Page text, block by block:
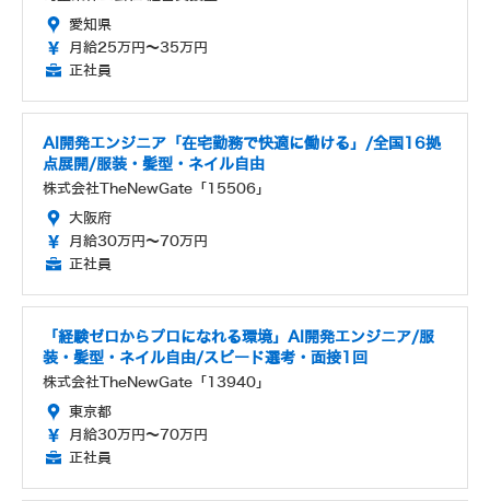
愛知県
月給25万円～35万円
正社員
AI開発エンジニア「在宅勤務で快適に働ける」/全国16拠
点展開/服装・髪型・ネイル自由
株式会社TheNewGate「15506」
大阪府
月給30万円～70万円
正社員
「経験ゼロからプロになれる環境」AI開発エンジニア/服
装・髪型・ネイル自由/スピード選考・面接1回
株式会社TheNewGate「13940」
東京都
月給30万円～70万円
正社員